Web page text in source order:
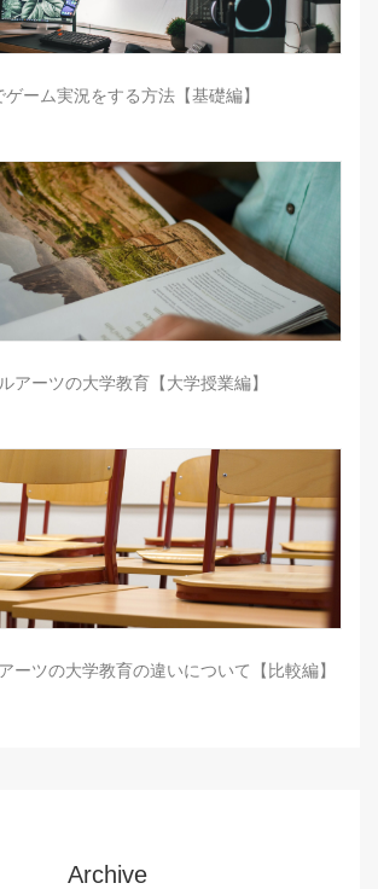
ゲーム実況をする方法【基礎編】
アーツの大学教育【大学授業編】
ーツの大学教育の違いについて【比較編】
Archive